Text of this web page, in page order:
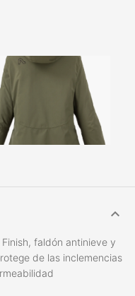
faldón antinieve y
de las inclemencias